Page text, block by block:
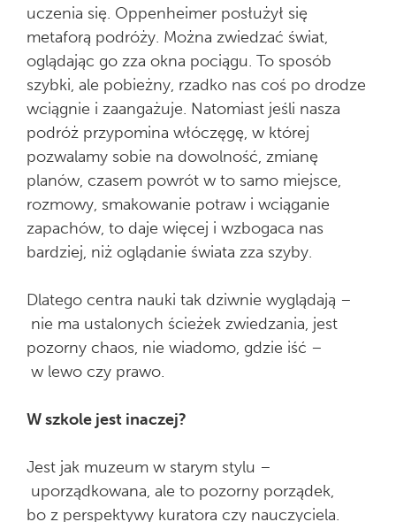
uczenia się. Oppenheimer posłużył się
metaforą podróży. Można zwiedzać świat,
oglądając go zza okna pociągu. To sposób
szybki, ale pobieżny, rzadko nas coś po drodze
wciągnie i zaangażuje. Natomiast jeśli nasza
podróż przypomina włóczęgę, w której
pozwalamy sobie na dowolność, zmianę
planów, czasem powrót w to samo miejsce,
rozmowy, smakowanie potraw i wciąganie
zapachów, to daje więcej i wzbogaca nas
bardziej, niż oglądanie świata zza szyby.
Dlatego centra nauki tak dziwnie wyglądają –
nie ma ustalonych ścieżek zwiedzania, jest
pozorny chaos, nie wiadomo, gdzie iść –
w lewo czy prawo.
W szkole jest inaczej?
Jest jak muzeum w starym stylu –
uporządkowana, ale to pozorny porządek,
bo z perspektywy kuratora czy nauczyciela.